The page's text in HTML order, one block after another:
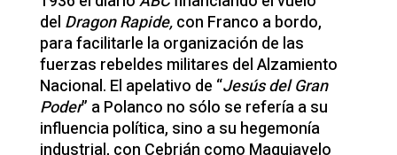
del Dragon Rapide,con Franco a bordo,
para facilitarle la organización de las
fuerzas rebeldes militares del Alzamiento
Nacional. El apelativo de “Jesús del Gran
Poder” a Polanco no sólo se refería a su
influencia política, sino a su hegemonía
industrial, con Cebrián como Maquiavelo